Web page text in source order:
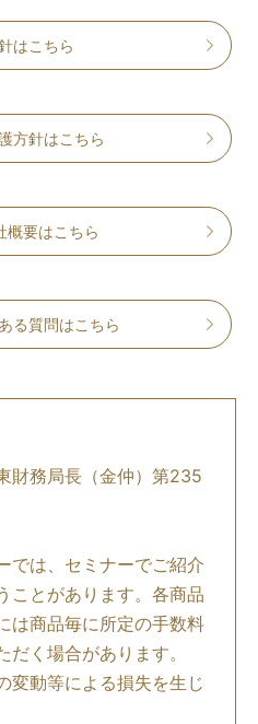
はこちら
方針はこちら
概要はこちら
る質問はこちら
務局⻑（⾦仲）第235
では、セミナーでご紹介
ことがあります。各商品
は商品毎に所定の手数料
く場合があります。
変動等による損失を生じ